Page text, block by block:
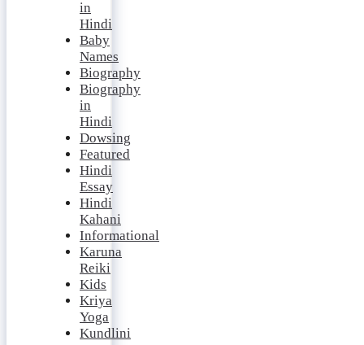
in
Hindi
Baby
Names
Biography
Biography
in
Hindi
Dowsing
Featured
Hindi
Essay
Hindi
Kahani
Informational
Karuna
Reiki
Kids
Kriya
Yoga
Kundlini